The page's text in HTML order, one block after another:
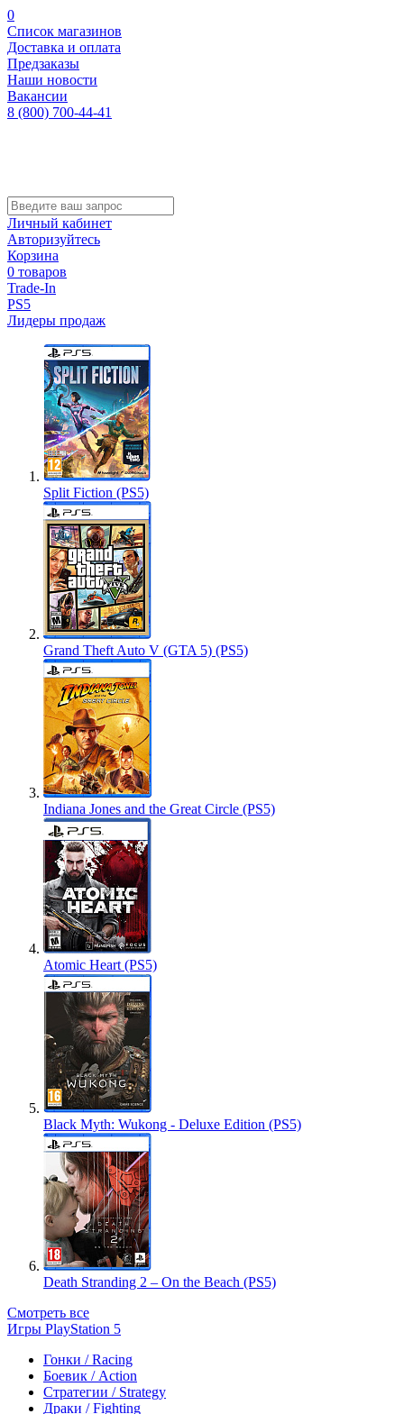
0
Список магазинов
Доставка и оплата
Предзаказы
Наши новости
Вакансии
8 (800) 700-44-41
Личный кабинет
Авторизуйтесь
Корзина
0 товаров
Trade-In
PS5
Лидеры продаж
Split Fiction (PS5)
Grand Theft Auto V (GTA 5) (PS5)
Indiana Jones and the Great Circle (PS5)
Atomic Heart (PS5)
Black Myth: Wukong - Deluxe Edition (PS5)
Death Stranding 2 – On the Beach (PS5)
Смотреть все
Игры PlayStation 5
Гонки / Racing
Боевик / Action
Стратегии / Strategy
Драки / Fighting